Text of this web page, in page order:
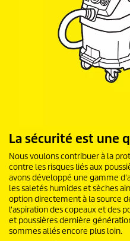
La sécurité est une
Nous voulons contribuer à la
contre les risques liés aux
avons développé une gamme
les saletés humides et sèches
option directement à la source
l'aspiration des copeaux et des
et poussières dernière
sommes allés encore plus loin.